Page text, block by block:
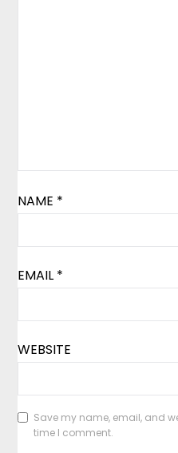
NAME *
EMAIL *
WEBSITE
Save my name, email, and
time I comment.